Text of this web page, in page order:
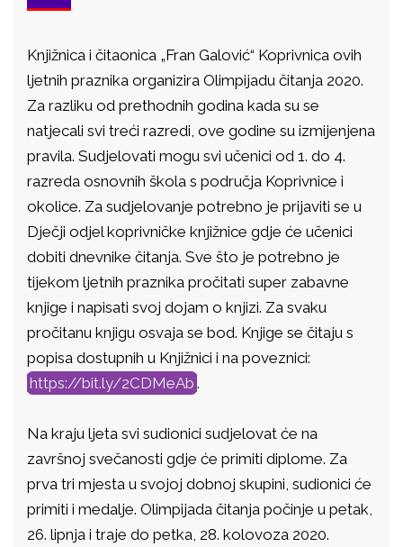
Knjižnica i čitaonica „Fran Galović“ Koprivnica ovih
ljetnih praznika organizira Olimpijadu čitanja 2020.
Za razliku od prethodnih godina kada su se
natjecali svi treći razredi, ove godine su izmijenjena
pravila. Sudjelovati mogu svi učenici od 1. do 4.
razreda osnovnih škola s područja Koprivnice i
okolice. Za sudjelovanje potrebno je prijaviti se u
Dječji odjel koprivničke knjižnice gdje će učenici
dobiti dnevnike čitanja. Sve što je potrebno je
tijekom ljetnih praznika pročitati super zabavne
knjige i napisati svoj dojam o knjizi. Za svaku
pročitanu knjigu osvaja se bod. Knjige se čitaju s
popisa dostupnih u Knjižnici i na poveznici:
https://bit.ly/2CDMeAb .
Na kraju ljeta svi sudionici sudjelovat će na
završnoj svečanosti gdje će primiti diplome. Za
prva tri mjesta u svojoj dobnoj skupini, sudionici će
primiti i medalje. Olimpijada čitanja počinje u petak,
26. lipnja i traje do petka, 28. kolovoza 2020.